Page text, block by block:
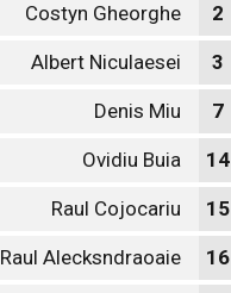
Costyn Gheorghe 2
Albert Niculaesei 3
Denis Miu 7
Ovidiu Buia 14
Raul Cojocariu 15
Raul Alecksndraoaie 16